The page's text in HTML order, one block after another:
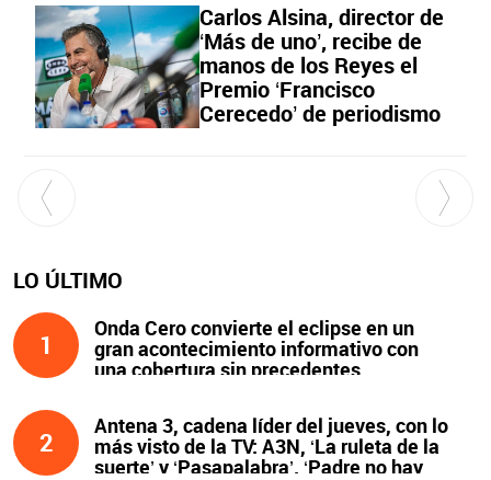
Carlos Alsina, director de
‘Más de uno’, recibe de
manos de los Reyes el
Premio ‘Francisco
Cerecedo’ de periodismo
LO ÚLTIMO
1
Onda Cero convierte el eclipse en un
gran acontecimiento informativo con
una cobertura sin precedentes
2
Antena 3, cadena líder del jueves, con lo
más visto de la TV: A3N, ‘La ruleta de la
suerte’ y ‘Pasapalabra’. ‘Padre no hay